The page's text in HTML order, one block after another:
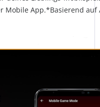
Mobile App.*Basierend